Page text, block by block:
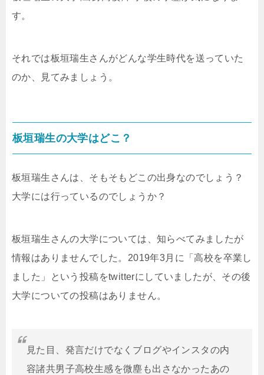
す。
それでは板垣瑞生さんがどんな学生時代を送っていた
のか、見てみましょう。
板垣瑞生の大学はどこ？
板垣瑞生さんは、そもそもどこの出身なのでしょう？
大学には行っているのでしょうか？
板垣瑞生さんの大学については、知らべてみましたが
情報はありませんでした。2019年3月に「高校を卒業し
ました」という投稿をtwitterにしていましたが、その後
大学についての投稿はありません。
見た目、発言だけでなくブログやインスタの内
容諸共男子高校生感を微塵も出さなかったあの